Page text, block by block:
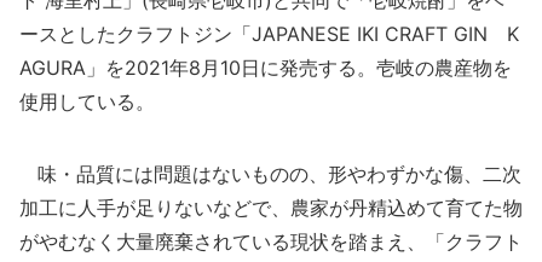
ースとしたクラフトジン「JAPANESE IKI CRAFT GIN K
AGURA」を2021年8月10日に発売する。壱岐の農産物を
使用している。
味・品質には問題はないものの、形やわずかな傷、二次
加工に人手が足りないなどで、農家が丹精込めて育てた物
がやむなく大量廃棄されている現状を踏まえ、「クラフト